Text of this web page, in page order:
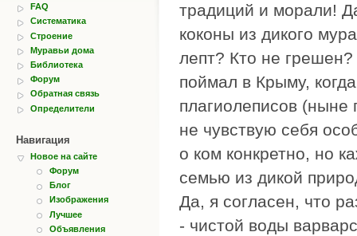
FAQ
Систематика
Строение
Муравьи дома
Библиотека
Форум
Обратная связь
Определители
Навигация
Новое на сайте
Форум
Блог
Изображения
Лучшее
Объявления
традиций и морали!
коконы из дикого
лепт? Кто не
поймал в Крыму,
плагиолеписов
не чувствую себя
о ком конкретно, но
семью из дикой
Да, я согласен, что
- чистой воды